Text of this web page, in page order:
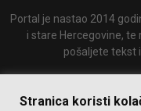
Portal je nastao 2014
i stare Hercegovine, te
pošaljete tekst
Stranica koristi